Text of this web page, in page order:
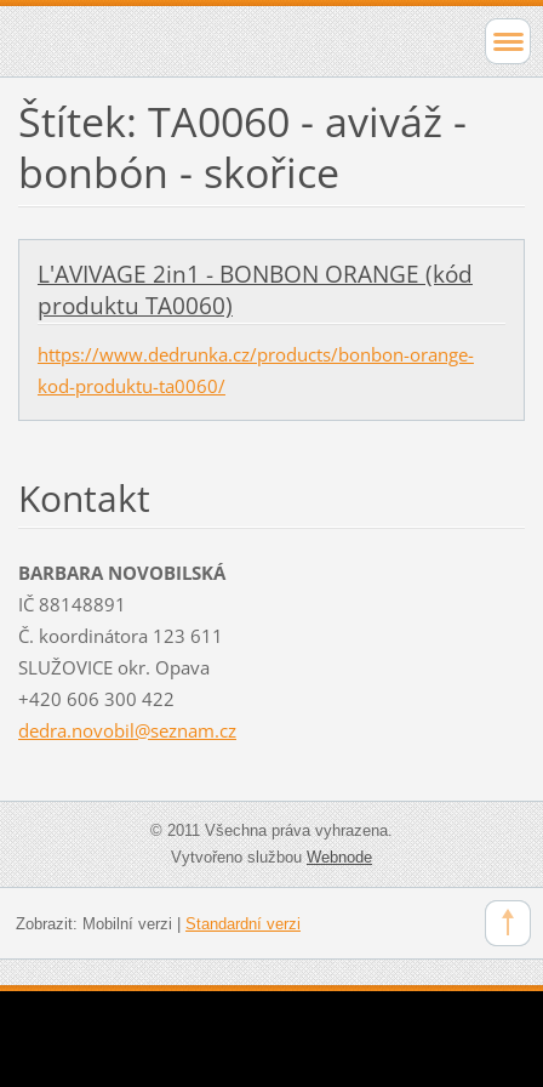
Štítek: TA0060 - aviváž -
bonbón - skořice
L'AVIVAGE 2in1 - BONBON ORANGE (kód
produktu TA0060)
https://www.dedrunka.cz/products/bonbon-orange-
kod-produktu-ta0060/
Kontakt
BARBARA NOVOBILSKÁ
IČ 88148891
Č. koordinátora 123 611
SLUŽOVICE okr. Opava
+420 606 300 422
dedra.novobil@seznam.cz
© 2011 Všechna práva vyhrazena.
Vytvořeno službouWebnode
Zobrazit: Mobilní verzi Standardní verzi